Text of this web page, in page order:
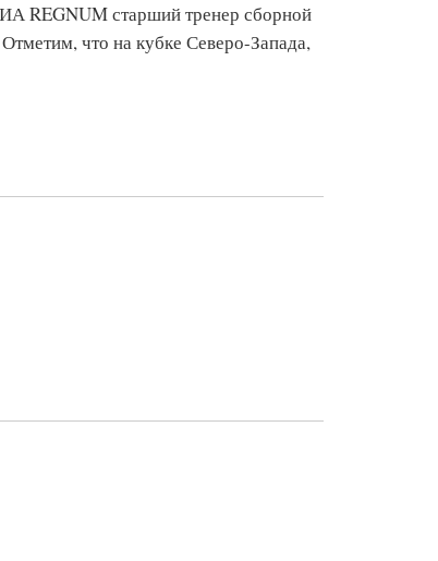
REGNUM старший тренер сборной
что на кубке Северо-Запада,